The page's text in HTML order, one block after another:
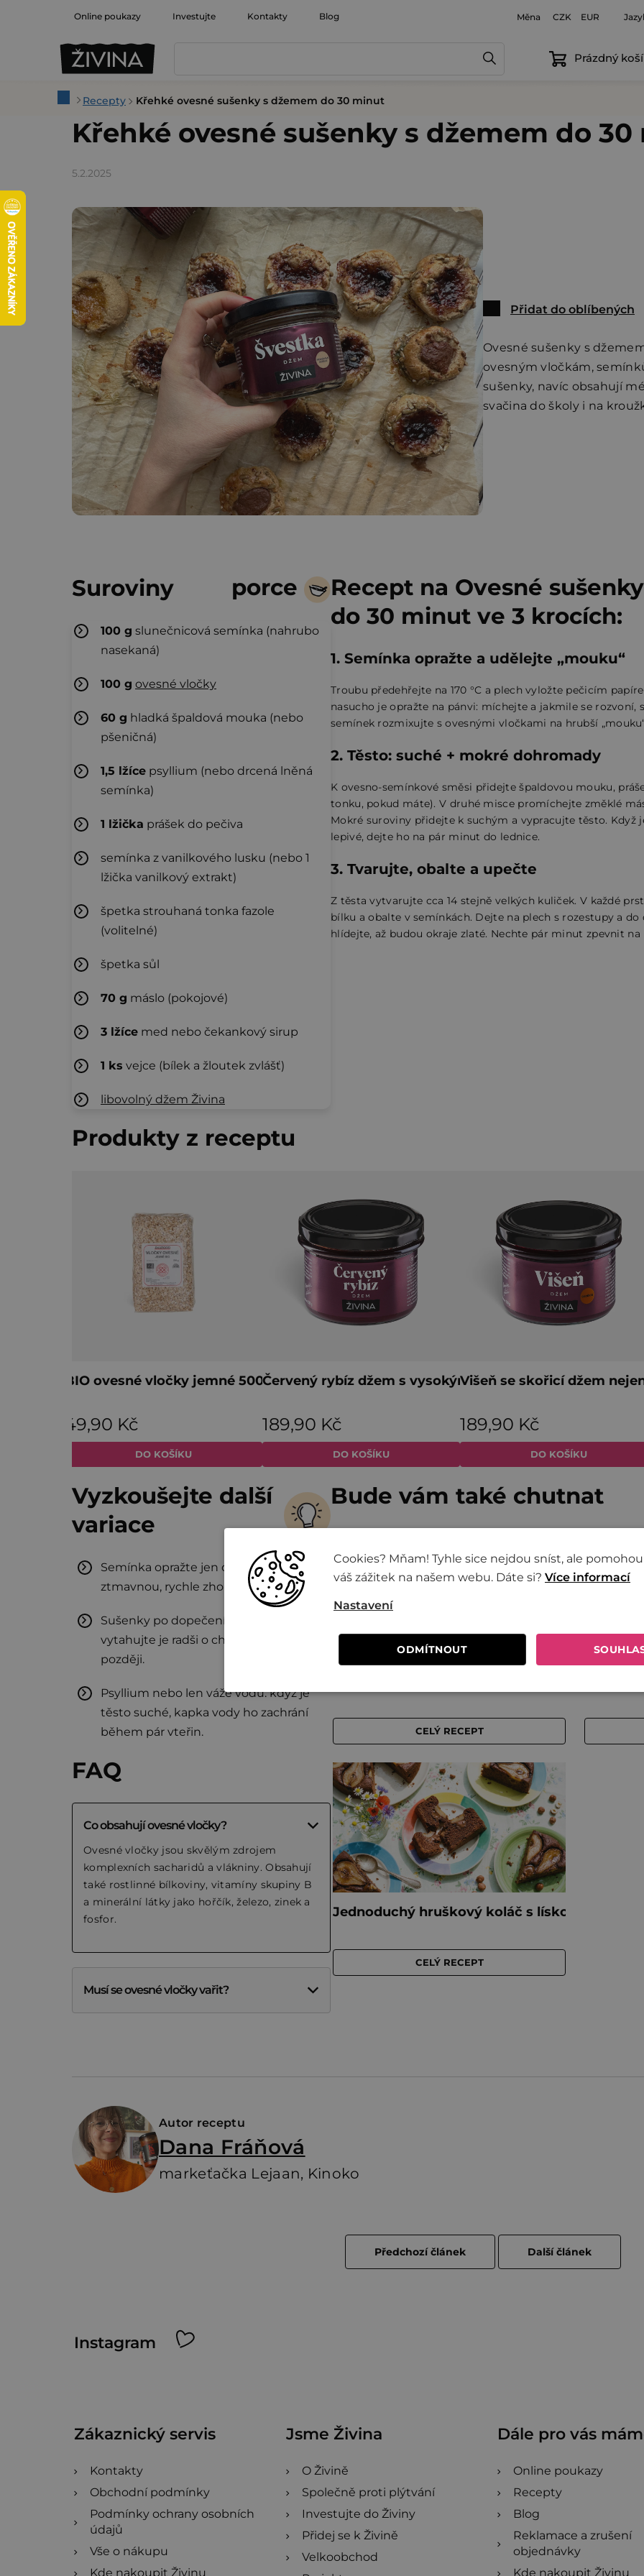
Online poukazy Investujte Kontakty Blog Měna CZK EUR
Prázdný
DomůRecepty Křehké ovesné sušenky s džemem do 30 minut
Křehké ovesné sušenky s džemem do
5.2.2025
Přidat do oblíbených
Ovesné sušenky s
ovesným vločkám,
sušenky, navíc obsahují
svačina do školy i na
Suroviny porce
100 g slunečnicová semínka (nahrubo
nasekaná)
100 g ovesné vločky
60 g hladká špaldová mouka (nebo
pšeničná)
1,5 lžíce psyllium (nebo drcená lněná
semínka)
1 lžička prášek do pečiva
semínka z vanilkového lusku (nebo 1
lžička vanilkový extrakt)
špetka strouhaná tonka fazole
(volitelné)
špetka sůl
70 g máslo (pokojové)
3 lžíce med nebo čekankový sirup
1 ks vejce (bílek a žloutek zvlášť)
libovolný džem Živina
Recept na Ovesné
do 30 minut ve 3 krocích:
1. Semínka opražte a udělejte „mouku“
Troubu předehřejte na 170 °C a plech vyložte pečicím
nasucho je opražte na pánvi: míchejte a jakmile se
semínek rozmixujte s ovesnými vločkami na hrubší
2. Těsto: suché + mokré dohromady
K ovesno-semínkové směsi přidejte špaldovou mouku,
tonku, pokud máte). V druhé misce promíchejte změklé
Mokré suroviny přidejte k suchým a vypracujte těsto. Když
lepivé, dejte ho na pár minut do lednice.
3. Tvarujte, obalte a upečte
Z těsta vytvarujte cca 14 stejně velkých kuliček. V každé
bílku a obalte v semínkách. Dejte na plech s rozestupy a
hlídejte, až budou okraje zlaté. Nechte pár minut zpevnit
Produkty z receptu
Vyzkoušejte další
variace
Semínka opražte jen do vůně: když
ztmavnou, rychle zhořknou.
Sušenky po dopečení ještě tuhnou:
vytahujte je radši o chlup dřív než
později.
Psyllium nebo len váže vodu: když je
těsto suché, kapka vody ho zachrání
během pár vteřin.
FAQ
Co obsahují ovesné vločky?
Ovesné vločky jsou skvělým zdrojem
komplexních sacharidů a vlákniny. Obsahují
také rostlinné bílkoviny, vitamíny skupiny B
a minerální látky jako hořčík, železo, zinek a
fosfor.
Musí se ovesné vločky vařit?
Bude vám také chutnat
Autor receptu
Dana Fráňová
markeťačka Lejaan, Kinoko
Předchozí článek Další článek
Instagram
Zákaznický servis
Kontakty
Obchodní podmínky
Podmínky ochrany osobních
údajů
Vše o nákupu
Kde nakoupit Živinu
Jsme Živina
O Živině
Společně proti plýtvání
Investujte do Živiny
Přidej se k Živině
Velkoobchod
Dále pro vás
Online poukazy
Recepty
Blog
Reklamace a zrušení
objednávky
Kde nakoupit Živinu
Cookies? Mňam! Tyhle sice nejdou sníst, ale
váš zážitek na našem webu. Dáte si? Více informací
ODMÍTNOUT
Nastavení